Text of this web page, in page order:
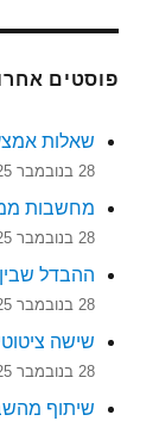
פוסטים
שאלות
28 בנובמבר 2025
מחשבות
28 בנובמבר 2025
ההבדל
28 בנובמבר 2025
שישה
28 בנובמבר 2025
שיתוף